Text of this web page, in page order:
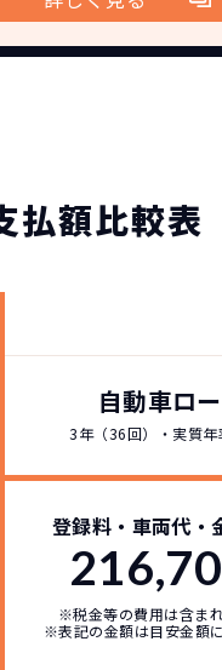
払額比較表
自動車ロ
3年（36回）・実質
登録料・車両代・
※税金等の費用は含まれ
※表記の金額は目安金額に